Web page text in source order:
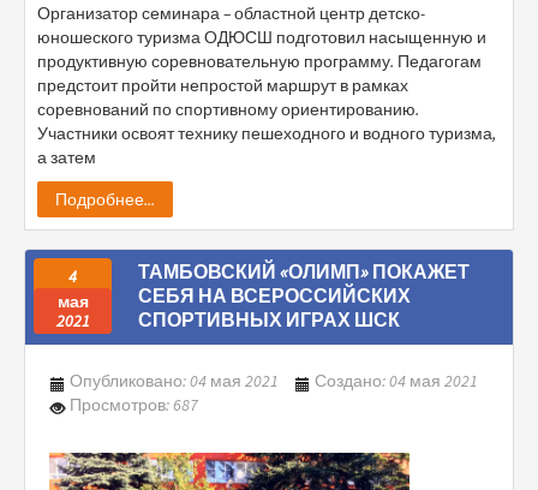
Организатор семинара – областной центр детско-
юношеского туризма ОДЮСШ подготовил насыщенную и
продуктивную соревновательную программу. Педагогам
предстоит пройти непростой маршрут в рамках
соревнований по спортивному ориентированию.
Участники освоят технику пешеходного и водного туризма,
а затем
Подробнее...
4
мая
2021
ТАМБОВСКИЙ «ОЛИМП» ПОКАЖЕТ
СЕБЯ НА ВСЕРОССИЙСКИХ
СПОРТИВНЫХ ИГРАХ ШСК
Опубликовано: 04 мая 2021
Создано: 04 мая 2021
Просмотров: 687